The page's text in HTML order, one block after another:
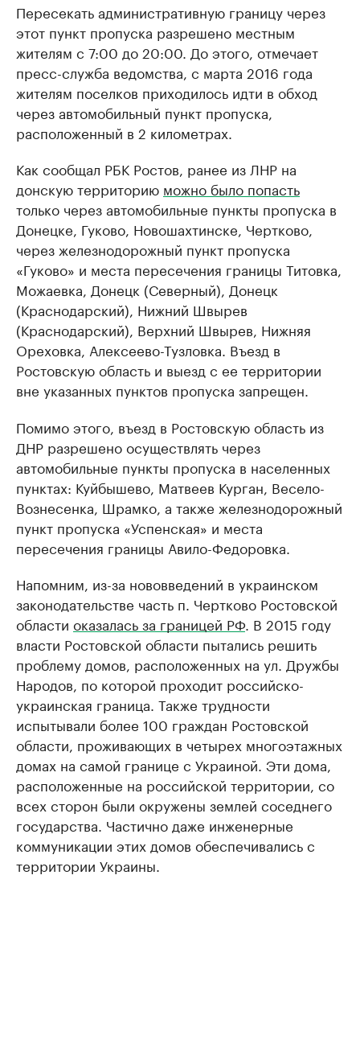
Пересекать административную границу через
этот пункт пропуска разрешено местным
жителям с 7:00 до 20:00. До этого, отмечает
пресс-служба ведомства, с марта 2016 года
жителям поселков приходилось идти в обход
через автомобильный пункт пропуска,
расположенный в 2 километрах.
Как сообщал РБК Ростов, ранее из ЛНР на
донскую территорию можно было попасть
только через автомобильные пункты пропуска в
Донецке, Гуково, Новошахтинске, Чертково,
через железнодорожный пункт пропуска
«Гуково» и места пересечения границы Титовка,
Можаевка, Донецк (Северный), Донецк
(Краснодарский), Нижний Швырев
(Краснодарский), Верхний Швырев, Нижняя
Ореховка, Алексеево-Тузловка. Въезд в
Ростовскую область и выезд с ее территории
вне указанных пунктов пропуска запрещен.
Помимо этого, въезд в Ростовскую область из
ДНР разрешено осуществлять через
автомобильные пункты пропуска в населенных
пунктах: Куйбышево, Матвеев Курган, Весело-
Вознесенка, Шрамко, а также железнодорожный
пункт пропуска «Успенская» и места
пересечения границы Авило-Федоровка.
Напомним, из-за нововведений в украинском
законодательстве часть п. Чертково Ростовской
области оказалась за границей РФ . В 2015 году
власти Ростовской области пытались решить
проблему домов, расположенных на ул. Дружбы
Народов, по которой проходит российско-
украинская граница. Также трудности
испытывали более 100 граждан Ростовской
области, проживающих в четырех многоэтажных
домах на самой границе с Украиной. Эти дома,
расположенные на российской территории, со
всех сторон были окружены землей соседнего
государства. Частично даже инженерные
коммуникации этих домов обеспечивались с
территории Украины.